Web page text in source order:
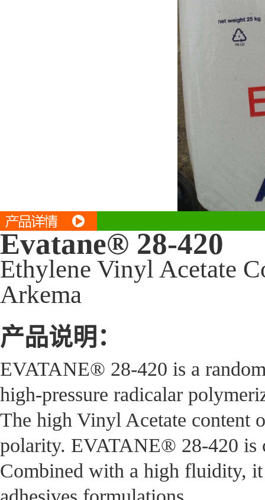
Evatane® 28-420
Ethylene Vinyl Acetate
Arkema
产品说明：
EVATANE® 28-420 is a
high-pressure radicalar
The high Vinyl Acetate content
polarity. EVATANE® 28-420 is
Combined with a high fluidity,